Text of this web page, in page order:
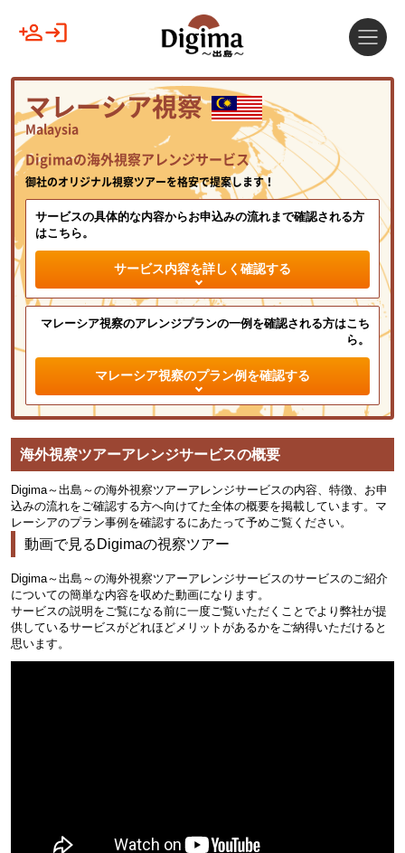
マレーシア視察
Malaysia
Digimaの海外視察アレンジサービス
御社のオリジナル視察ツアーを格安で提案します！
サービスの具体的な内容からお申込みの流れまで確認される方
はこちら。
サービス内容を詳しく確認する
マレーシア視察のアレンジプランの一例を確認される方はこち
ら。
マレーシア視察のプラン例を確認する
海外視察ツアーアレンジサービスの概要
Digima～出島～の海外視察ツアーアレンジサービスの内容、特徴、お申
込みの流れをご確認する方へ向けてた全体の概要を掲載しています。 マ
レーシアのプラン事例を確認するにあたって予めご覧ください。
動画で見るDigimaの視察ツアー
Digima～出島～の海外視察ツアーアレンジサービスのサービスのご紹介
についての簡単な内容を収めた動画になります。
サービスの説明をご覧になる前に一度ご覧いただくことでより弊社が提
供しているサービスがどれほどメリットがあるかをご納得いただけると
思います。